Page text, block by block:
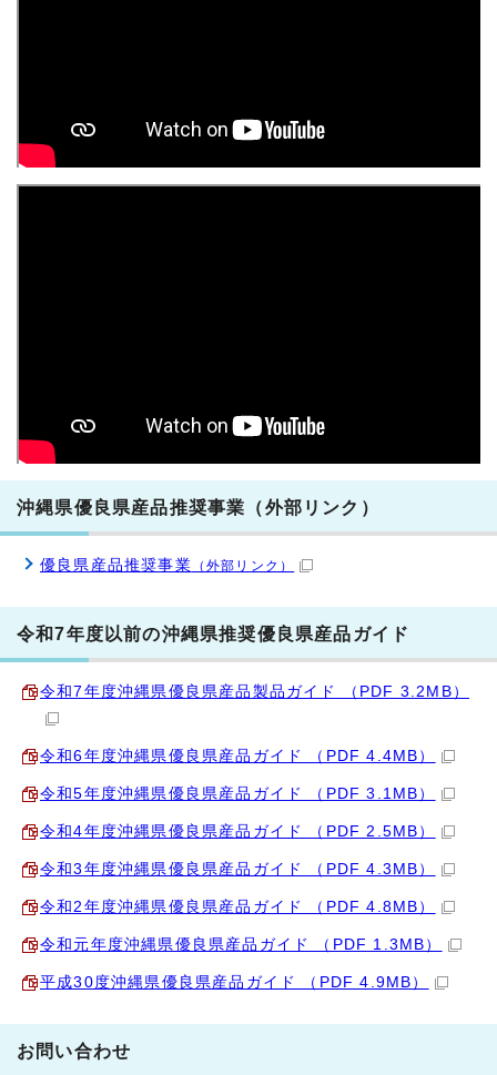
沖縄県優良県産品推奨事業（外部リンク）
優良県産品推奨事業 （外部リンク）
令和7年度以前の沖縄県推奨優良県産品ガイド
令和7年度沖縄県優良県産品製品ガイド （PDF 3.2MB）
令和6年度沖縄県優良県産品ガイド （PDF 4.4MB）
令和5年度沖縄県優良県産品ガイド （PDF 3.1MB）
令和4年度沖縄県優良県産品ガイド （PDF 2.5MB）
令和3年度沖縄県優良県産品ガイド （PDF 4.3MB）
令和2年度沖縄県優良県産品ガイド （PDF 4.8MB）
令和元年度沖縄県優良県産品ガイド （PDF 1.3MB）
平成30度沖縄県優良県産品ガイド （PDF 4.9MB）
お問い合わせ